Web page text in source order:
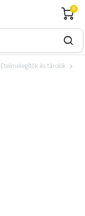
0
Ételmelegítők és tárolók